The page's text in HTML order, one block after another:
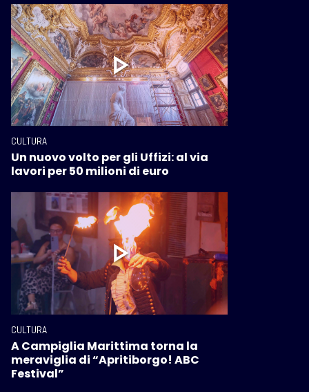
CULTURA
Un nuovo volto per gli Uffizi: al via
lavori per 50 milioni di euro
CULTURA
A Campiglia Marittima torna la
meraviglia di “Apritiborgo! ABC
Festival”